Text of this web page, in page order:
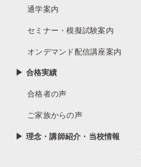
通学案内
セミナー・模擬試験案内
オンデマンド配信講座案内
▶ 合格実績
合格者の声
ご家族からの声
▶ 理念・講師紹介・当校情報